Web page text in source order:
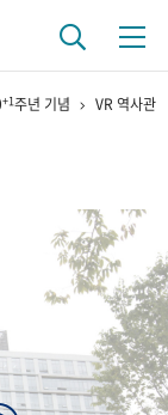
+1주년 기념 VR 역사관